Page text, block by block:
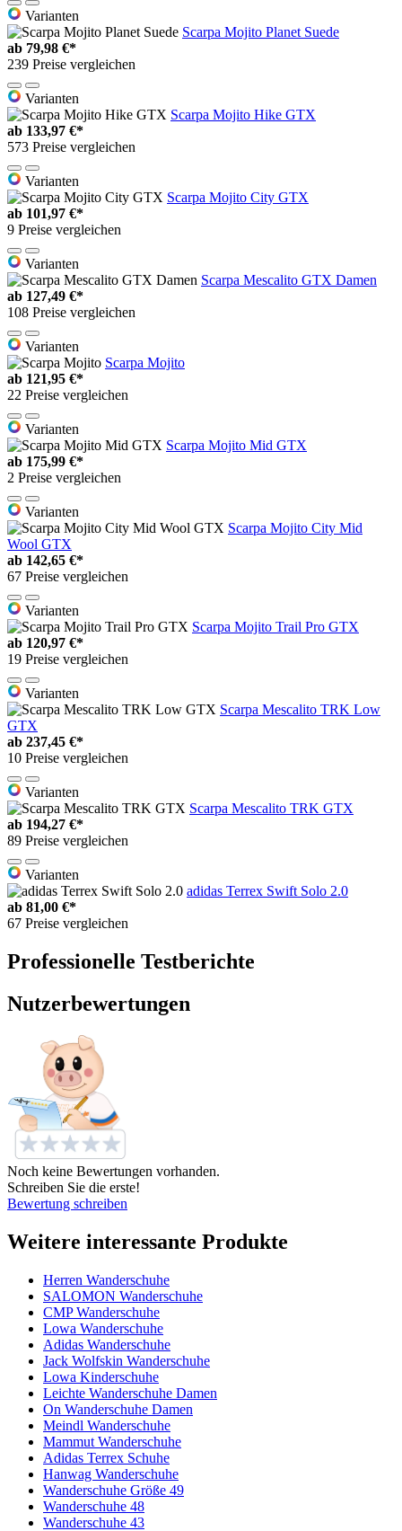
Varianten
Scarpa Mojito Planet Suede
ab 79,98 €*
239 Preise vergleichen
Varianten
Scarpa Mojito Hike GTX
ab 133,97 €*
573 Preise vergleichen
Varianten
Scarpa Mojito City GTX
ab 101,97 €*
9 Preise vergleichen
Varianten
Scarpa Mescalito GTX Damen
ab 127,49 €*
108 Preise vergleichen
Varianten
Scarpa Mojito
ab 121,95 €*
22 Preise vergleichen
Varianten
Scarpa Mojito Mid GTX
ab 175,99 €*
2 Preise vergleichen
Varianten
Scarpa Mojito City Mid
Wool GTX
ab 142,65 €*
67 Preise vergleichen
Varianten
Scarpa Mojito Trail Pro GTX
ab 120,97 €*
19 Preise vergleichen
Varianten
Scarpa Mescalito TRK Low
GTX
ab 237,45 €*
10 Preise vergleichen
Varianten
Scarpa Mescalito TRK GTX
ab 194,27 €*
89 Preise vergleichen
Varianten
adidas Terrex Swift Solo 2.0
ab 81,00 €*
67 Preise vergleichen
Professionelle Testberichte
Nutzerbewertungen
Noch keine Bewertungen vorhanden.
Schreiben Sie die erste!
Bewertung schreiben
Weitere interessante Produkte
Herren Wanderschuhe
SALOMON Wanderschuhe
CMP Wanderschuhe
Lowa Wanderschuhe
Adidas Wanderschuhe
Jack Wolfskin Wanderschuhe
Lowa Kinderschuhe
Leichte Wanderschuhe Damen
On Wanderschuhe Damen
Meindl Wanderschuhe
Mammut Wanderschuhe
Adidas Terrex Schuhe
Hanwag Wanderschuhe
Wanderschuhe Größe 49
Wanderschuhe 48
Wanderschuhe 43